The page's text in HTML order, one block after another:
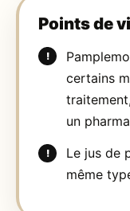
Points de
certains
un
Le jus de
même